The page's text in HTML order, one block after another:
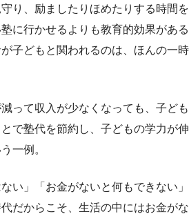
り、励ましたりほめたりする時間を
に行かせるよりも教育的効果がある
子どもと関われるのは、ほんの一時
って収入が少なくなっても、子ども
で塾代を節約し、子どもの学力が伸
一例。
い」「お金がないと何もできない」
だからこそ、生活の中にはお金がな